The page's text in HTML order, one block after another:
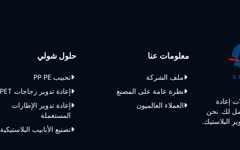
إعادة
لك. نحن
البلاستيك.
معلومات عنا
ملف الشركة
نظرة عامة على المصنع
العملاء العالميون
حلول شولي
تحبيب PP PE
إعادة تدوير زجاجات PET
إعادة تدوير الإطارات
المستعملة
تصنيع الأنابيب البلاستيكية